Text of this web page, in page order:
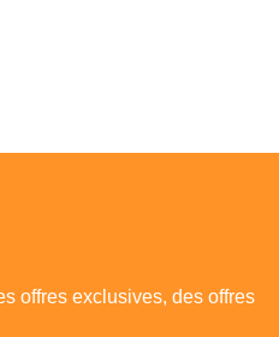
offres exclusives, des offres